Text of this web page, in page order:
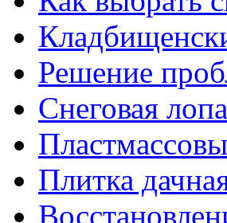
Решение
Снеговая
Плитка